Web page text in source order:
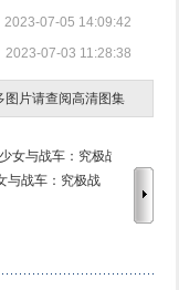
2023-07-05 14:09:42
2023-07-03 11:28:38
图片请查阅高清图集
与战车：究极战 《刺客